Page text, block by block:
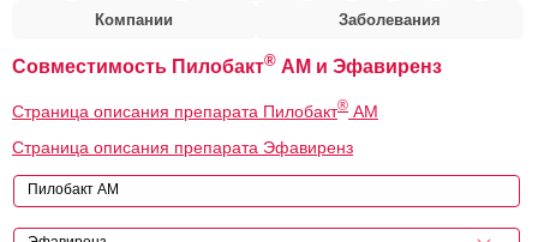
Компании Заболевания
Совместимость Пилобакт® АМ и Эфавиренз
Страница описания препарата Пилобакт® АМ
Страница описания препарата Эфавиренз